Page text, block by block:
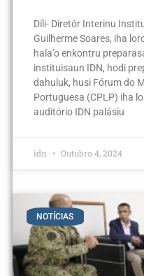
Díli- Diretór Interinu
Guilherme Soares, iha
hala’o enkontru
instituisaun IDN, hodi
dahuluk, husi Fórum do
Portuguesa (CPLP) iha
auditório IDN palásiu
idn Outubro 4, 2024
NOTÍCIAS